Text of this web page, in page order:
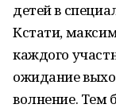
детей в
Кстати,
каждого
ожидание
волнение. Тем